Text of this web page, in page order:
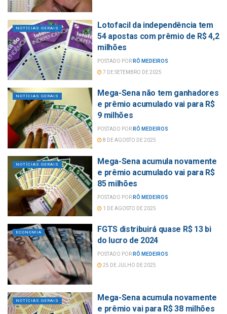
NOTÍCIAS GERAIS
Lotofacil da independência tem
54 apostas com prêmio de R$ 4,2
milhões
POSTADO POR RÔ MEDEIROS
7 DE SETEMBRO DE 2025
NOTÍCIAS GERAIS
Mega-Sena não tem ganhadores
e prêmio acumulado vai para R$
9 milhões
POSTADO POR RÔ MEDEIROS
8 DE AGOSTO DE 2025
NOTÍCIAS GERAIS
Mega-Sena acumula novamente
e prêmio acumulado vai para R$
85 milhões
POSTADO POR RÔ MEDEIROS
1 DE AGOSTO DE 2025
ECONOMIA
FGTS distribuirá quase R$ 13 bi
do lucro de 2024
POSTADO POR RÔ MEDEIROS
25 DE JULHO DE 2025
NOTÍCIAS GERAIS
Mega-Sena acumula novamente
e prêmio vai para R$ 38 milhões